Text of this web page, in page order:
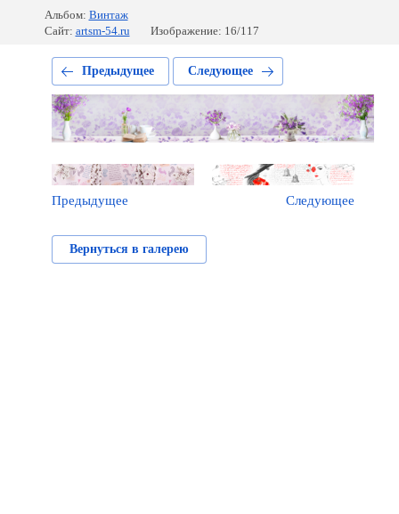
Альбом: Винтаж
Сайт: artsm-54.ru Изображение: 16/117
Предыдущее Следующее
Предыдущее Следующее
Вернуться в галерею